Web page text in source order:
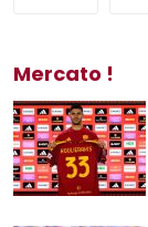
Mercato !